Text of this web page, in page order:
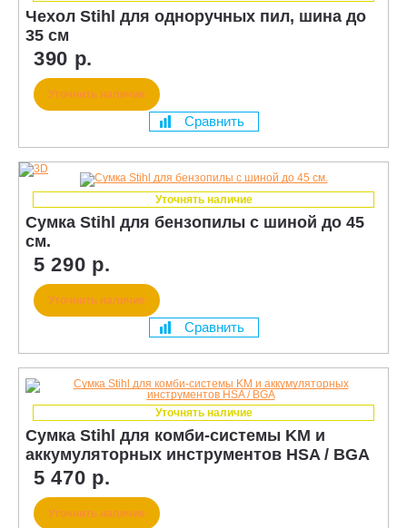
Чехол Stihl для одноручных пил, шина до
35 см
390 р.
Уточнить наличие
Сравнить
Уточнять наличие
Сумка Stihl для бензопилы с шиной до 45
см.
5 290 р.
Уточнить наличие
Сравнить
Уточнять наличие
Сумка Stihl для комби-системы KM и
аккумуляторных инструментов HSA / BGA
5 470 р.
Уточнить наличие